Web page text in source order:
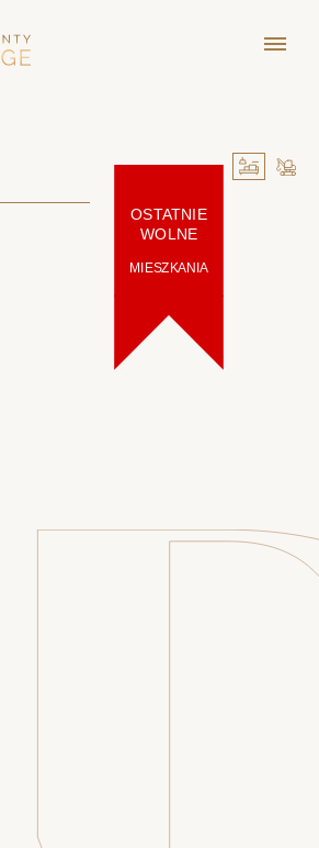
OSTATNIE
WOLNE
MIESZKANIA